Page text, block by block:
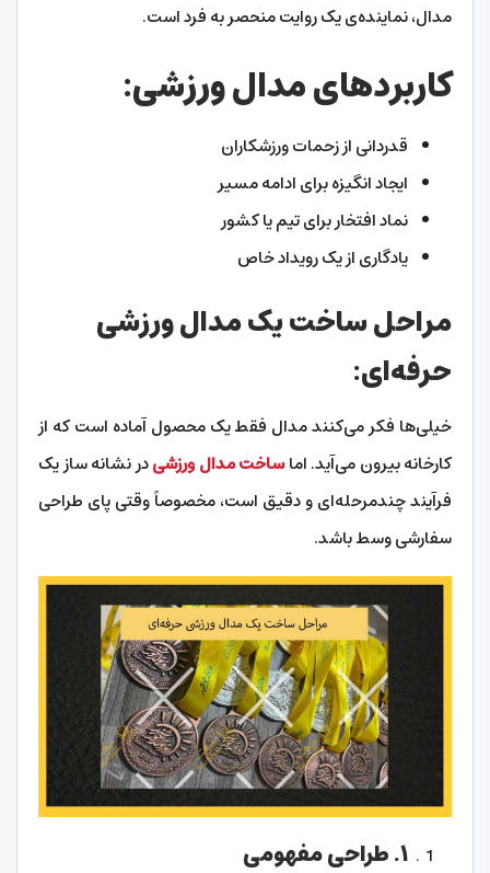
مدال، نماینده‌ی یک روایت منحصر به فرد است.
کاربردهای مدال ورزشی:
قدردانی از زحمات ورزشکاران
ایجاد انگیزه برای ادامه مسیر
نماد افتخار برای تیم یا کشور
یادگاری از یک رویداد خاص
مراحل ساخت یک مدال ورزشی
حرفه‌ای:
خیلی‌ها فکر می‌کنند مدال فقط یک محصول آماده است که از
کارخانه بیرون می‌آید. اماساخت مدال ورزشیدر نشانه ساز یک
فرآیند چندمرحله‌ای و دقیق است، مخصوصاً وقتی پای طراحی
سفارشی وسط باشد.
۱. طراحی مفهومی